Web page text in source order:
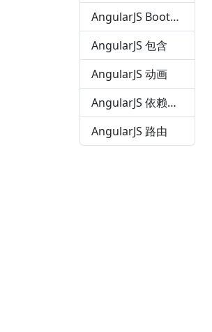
AngularJS Bootstrap
AngularJS 包含
AngularJS 动画
AngularJS 依赖注入
AngularJS 路由